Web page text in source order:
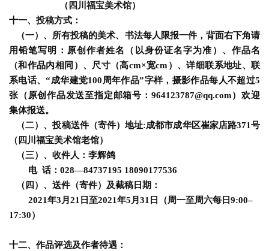
用
錯
的
繁
體
字
一
百
（四川福宝美术馆）
十一、投稿方式：
（一）、 所有投稿的美术、书法每人限报一件，背面右下角请
用铅笔写明：原创作者姓名（以身份证名字为准）、作品名
（和作品内相同）、尺寸（高cm×宽cm）、详细联系地址、联
系电话、“成华建党100周年作品”字样， 摄影作品每人不超过5
张（原创作品发送至指定邮箱号：964123787@qq.com）欢迎
集体报送。
（二）、投稿送件（寄件）地址:成都市成华区崔家店路371号
（四川福宝美术馆老馆）
（三）、收件人：李辉鸽
电 话：028—84737195 18090177536
（四）、送件（寄件）及截稿日期：
2021年3月21日至2021年5月31日（周一至周六每日9:00–
17:30）
十二、作品评选及作者待遇：